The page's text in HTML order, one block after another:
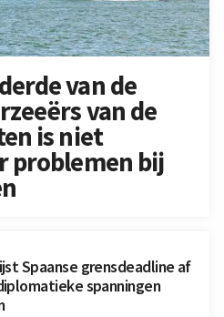
van de
van de
is niet
problemen bij
Spaanse grensdeadline af
spanningen